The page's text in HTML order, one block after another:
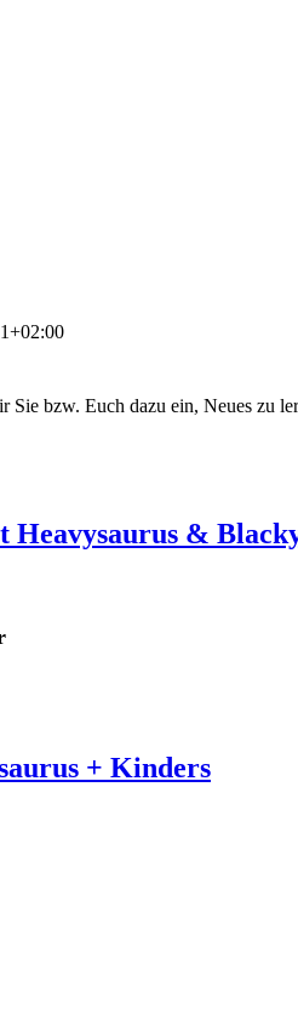
bzw. Euch dazu ein, Neues zu
Heavysaurus &
+ Kinders